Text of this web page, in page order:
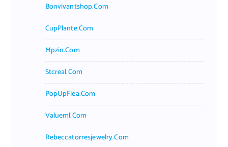
Bonvivantshop.com
CupPlante.com
Mpzin.com
Stcreal.com
PopUpFlea.com
Valueml.com
Rebeccatorresjewelry.com